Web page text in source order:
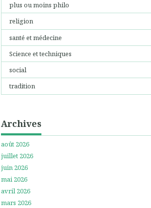
plus ou moins philo
religion
santé et médecine
Science et techniques
social
tradition
Archives
août 2026
juillet 2026
juin 2026
mai 2026
avril 2026
mars 2026